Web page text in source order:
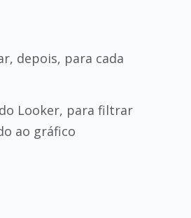
depois, para cada
do Looker, para filtrar
ao gráfico